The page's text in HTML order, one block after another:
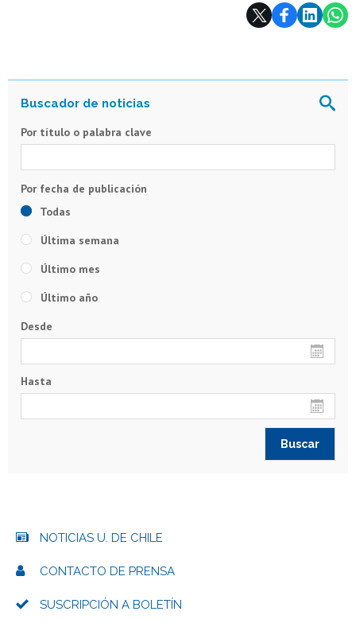
Por título o palabra clave
Todas
Última semana
Último mes
Último año
Desde
Hasta
NOTICIAS U. DE CHILE
CONTACTO DE PRENSA
SUSCRIPCIÓN A BOLETÍN